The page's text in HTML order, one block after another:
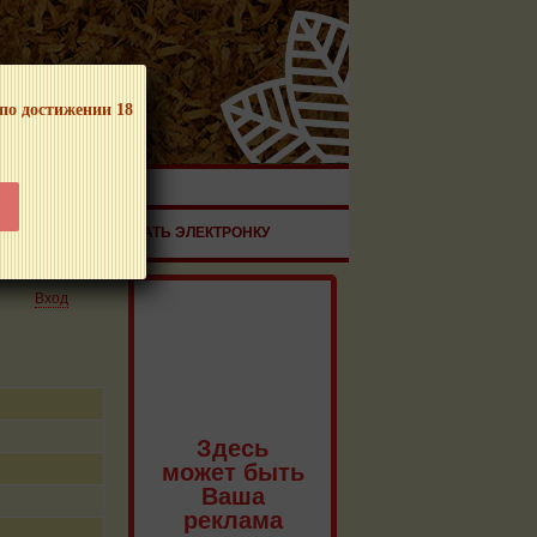
достижении 18
ПРОДУКЦИИ!
ЗАКАЗАТЬ ЭЛЕКТРОНКУ
Вход
Здесь
может быть
Ваша
реклама